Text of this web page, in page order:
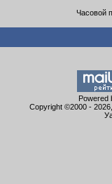
Часовой
Powered
Copyright ©2000 -